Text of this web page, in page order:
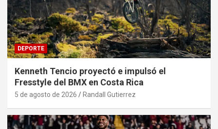
DEPORTE
Kenneth Tencio proyectó e impulsó el
Fresstyle del BMX en Costa Rica
5 de agosto de 2026 Randall Gutierrez